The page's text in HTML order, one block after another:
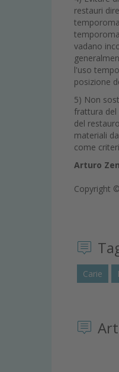
restauri
vadano
l'uso
posizione
5) Non
frattura del
del
materiali
come
Arturo
Copyright
Carie